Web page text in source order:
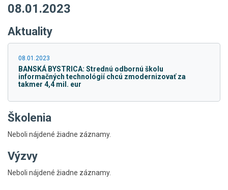
menu
na
Skočiť
pätičku
08.01.2023
Aktuality
08.01.2023
BANSKÁ BYSTRICA: Strednú odbornú školu
informačných technológií chcú zmodernizovať za
takmer 4,4 mil. eur
Školenia
Neboli nájdené žiadne záznamy.
Výzvy
Neboli nájdené žiadne záznamy.